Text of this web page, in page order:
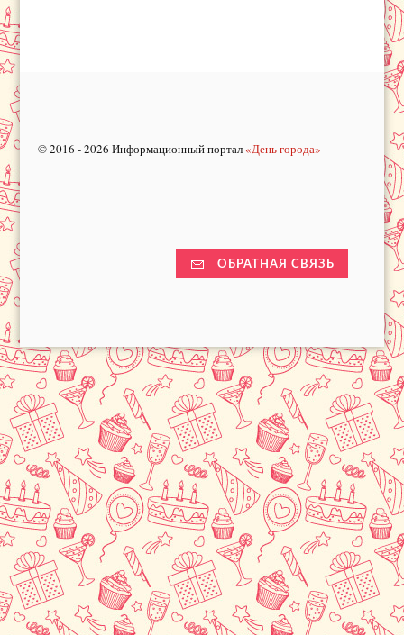
© 2016 - 2026 Информационный портал «День города»
ОБРАТНАЯ СВЯЗЬ